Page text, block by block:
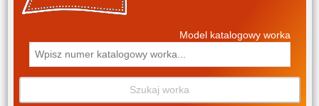
Model katalogowy worka
Szukaj worka